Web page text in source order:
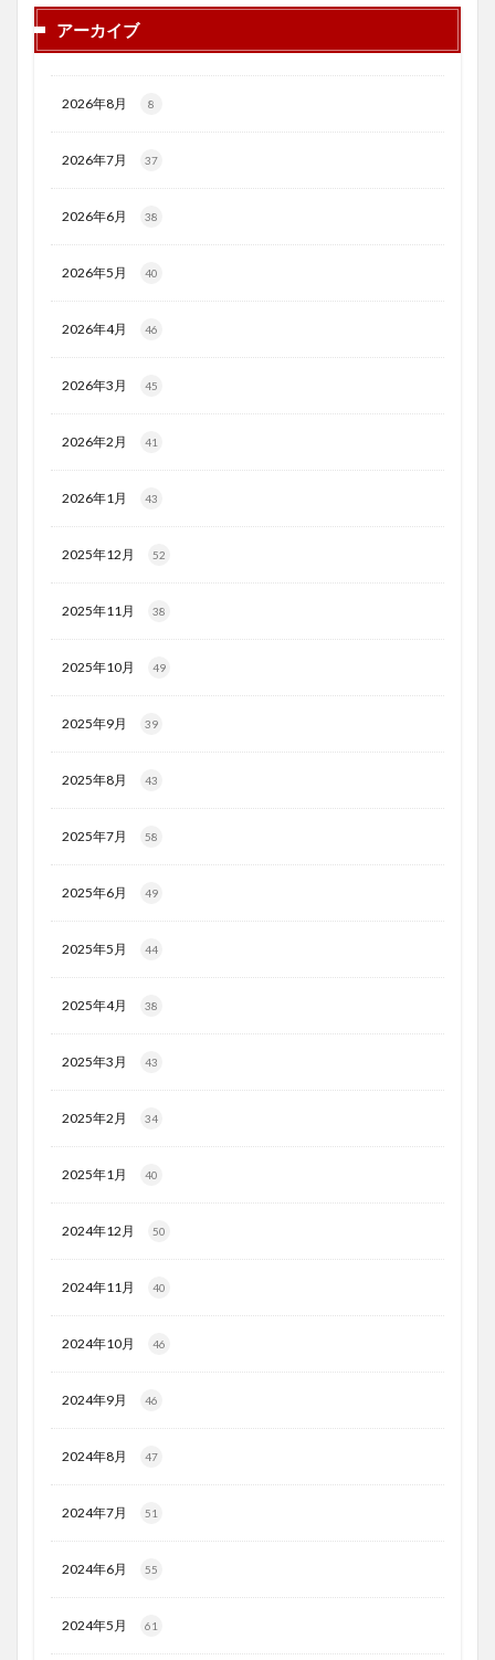
アーカイブ
2026年8月 8
2026年7月 37
2026年6月 38
2026年5月 40
2026年4月 46
2026年3月 45
2026年2月 41
2026年1月 43
2025年12月 52
2025年11月 38
2025年10月 49
2025年9月 39
2025年8月 43
2025年7月 58
2025年6月 49
2025年5月 44
2025年4月 38
2025年3月 43
2025年2月 34
2025年1月 40
2024年12月 50
2024年11月 40
2024年10月 46
2024年9月 46
2024年8月 47
2024年7月 51
2024年6月 55
2024年5月 61